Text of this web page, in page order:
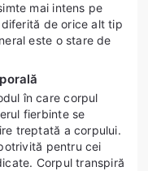
mai intens pe
de orice alt tip
este o stare de
în care corpul
fierbinte se
treptată a corpului.
pentru cei
Corpul transpiră